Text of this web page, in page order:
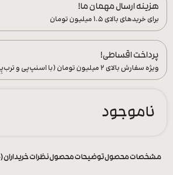
هزینه ارسال مهمان ما!
برای خریدهای بالای ۱.۵ میلیون تومان
پرداخت اقساطی!
ویژه سفارش‌ بالای ۲ میلیون تومان (با اسنپ‌پی و ترب‌پِی)
ناموجود
مشخصات محصولتوضیحات محصولنظرات خریداران (0)